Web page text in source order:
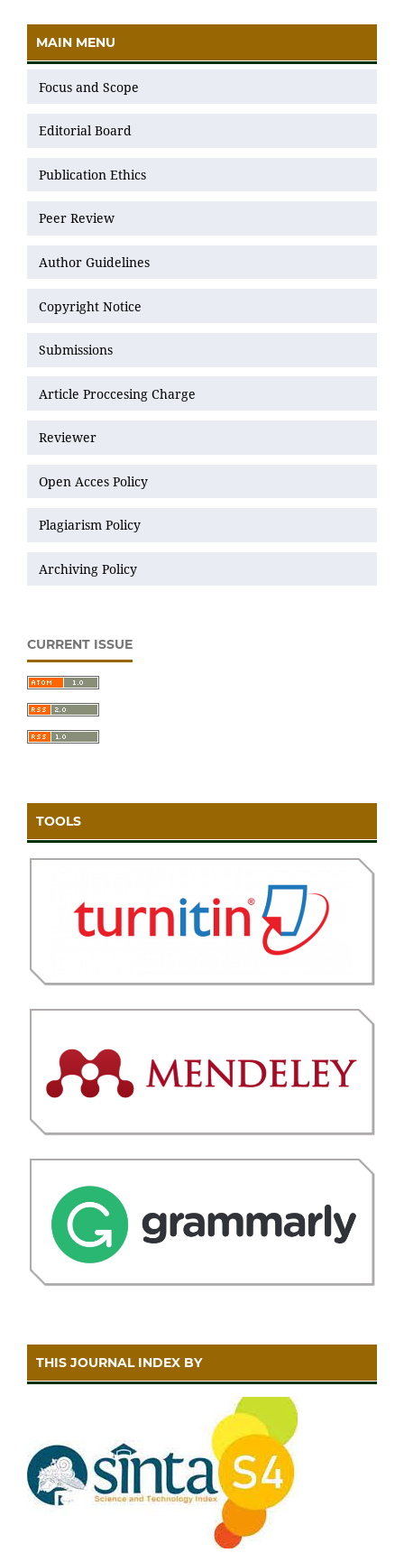
MAIN MENU
Focus and Scope
Editorial Board
Publication Ethics
Peer Review
Author Guidelines
Copyright Notice
Submissions
Article Proccesing Charge
Reviewer
Open Acces Policy
Plagiarism Policy
Archiving Policy
CURRENT ISSUE
TOOLS
THIS JOURNAL INDEX BY